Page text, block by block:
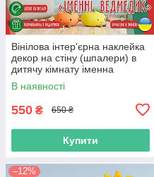
Вінілова інтер'єрна наклейка
декор на стіну (шпалери) в
дитячу кімнату іменна
"Ведмедик" з Оракалу
В наявності
550 ₴ 650 ₴
Купити
–12%